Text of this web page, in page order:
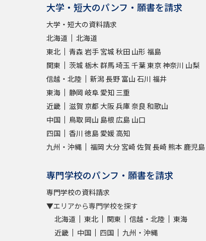
大学・短大のパンフ・願書を請求
大学・短大の資料請求
北海道
北海道
東北
青森 岩手 宮城 秋田 山形 福島
関東
茨城 栃木 群馬埼玉 千葉東京神奈川 山梨
信越・北陸
新潟長野 富山 石川 福井
東海
静岡 岐阜 愛知 三重
近畿
滋賀 京都 大阪兵庫奈良 和歌山
中国
鳥取 岡山 島根 広島 山口
四国
香川 徳島 愛媛 高知
九州・沖縄
福岡 大分 宮崎 佐賀 長崎 熊本 鹿児島
専門学校のパンフ・願書を請求
専門学校の資料請求
▼エリアから専門学校を探す
北海道
東北 関東 信越・北陸
東海
近畿
中国 四国 九州・沖縄